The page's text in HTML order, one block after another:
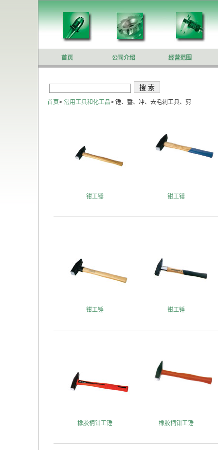
首页 公司介绍 经营范围
首页> 常用工具和化工品> 锤、錾、冲、去毛刺工具、剪
钳工锤 钳工锤
钳工锤 钳工锤
橡胶柄钳工锤 橡胶柄钳工锤